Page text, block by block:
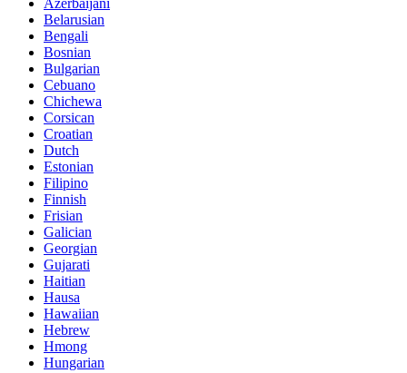
Belarusian
Bengali
Bosnian
Bulgarian
Cebuano
Chichewa
Corsican
Croatian
Dutch
Estonian
Filipino
Finnish
Frisian
Galician
Georgian
Gujarati
Haitian
Hausa
Hawaiian
Hebrew
Hmong
Hungarian